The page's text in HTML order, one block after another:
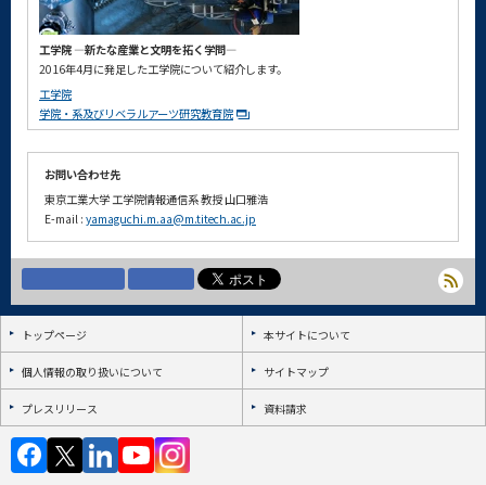
工学院 ―新たな産業と文明を拓く学問―
2016年4月に発足した工学院について紹介します。
工学院
学院・系及びリベラルアーツ研究教育院
お問い合わせ先
東京工業大学 工学院情報通信系 教授 山口雅浩
E-mail : yamaguchi.m.aa@m.titech.ac.jp
トップページ 本サイトについて
個人情報の取り扱いについて サイトマップ
プレスリリース 資料請求